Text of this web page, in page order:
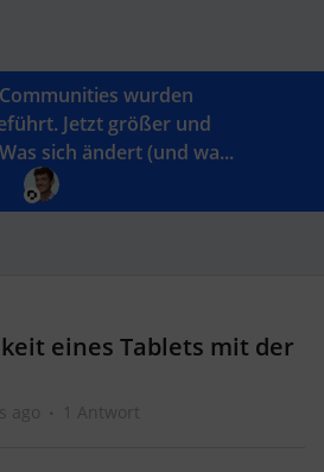
wurden
Jetzt größer und
sich ändert (und wa...
eines Tablets mit der
ago 1 Antwort